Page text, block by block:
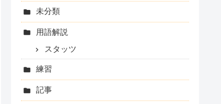
未分類
用語解説
スタッツ
練習
記事